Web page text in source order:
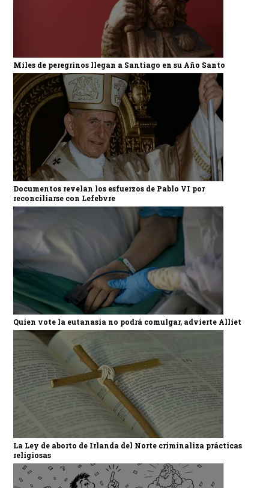
Miles de peregrinos llegan a Santiago en su Año Santo
Documentos revelan los esfuerzos de Pablo VI por
reconciliarse con Lefebvre
Quien vote la eutanasia no podrá comulgar, advierte Alliet
La Ley de aborto de Irlanda del Norte criminaliza prácticas
religiosas